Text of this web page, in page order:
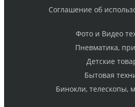
Cоглашение об
Фото и Видео
Пневматика,
Детские
Бытовая
Бинокли, телескопы,